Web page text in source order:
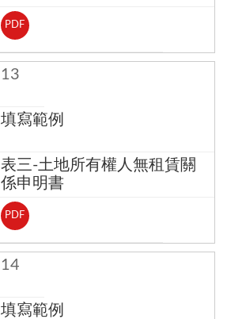
PDF
13
填寫範例
表三-土地所有權人無租賃關
係申明書
PDF
14
填寫範例